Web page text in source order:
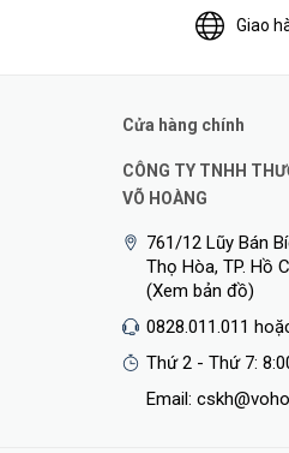
Giao
Cửa hàng chính
CÔNG TY TNHH
VÕ HOÀNG
761/12 Lũy Bán
Thọ Hòa, TP. Hồ
(Xem bản đồ)
0828.011.011
Thứ 2 - Thứ 7:
Email: